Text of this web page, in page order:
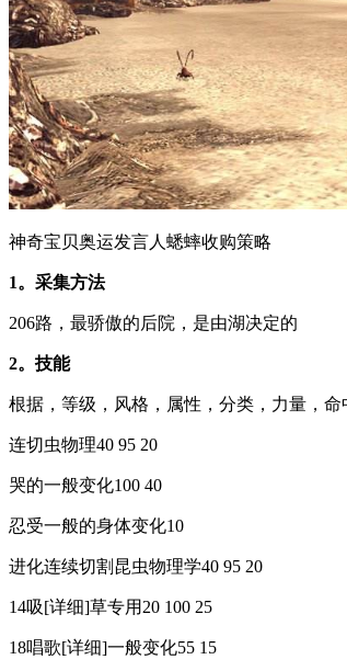
神奇宝贝奥运发言人蟋蟀收购策略
1。采集方法
206路，最骄傲的后院，是由湖决定的
2。技能
根据，等级，风格，属性，分类，力量，命
连切虫物理40 95 20
哭的一般变化100 40
忍受一般的身体变化10
进化连续切割昆虫物理学40 95 20
14吸[详细]草专用20 100 25
18唱歌[详细]一般变化55 15